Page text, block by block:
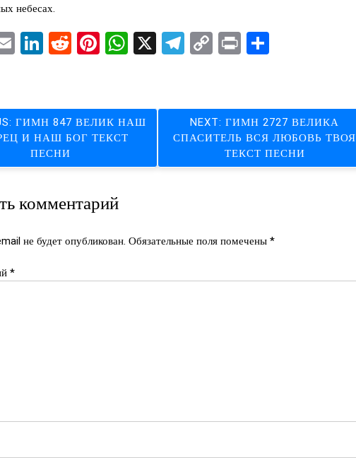
небесах.
EmailLinkedIn
RedditPinterest
WhatsApp
X Telegram
CopyPrint
ГИМН 847 ВЕЛИК НАШ
И НАШ БОГ ТЕКСТ
ПЕСНИ
NEXT: ГИМН 2727 ВЕЛИКА
СПАСИТЕЛЬ ВСЯ ЛЮБОВЬ ТВОЯ
ТЕКСТ ПЕСНИ
комментарий
не будет опубликован. Обязательные поля помечены *
*